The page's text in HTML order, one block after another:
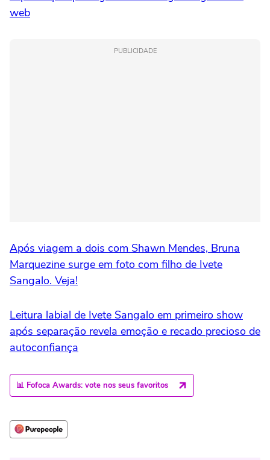
web
PUBLICIDADE
Após viagem a dois com Shawn Mendes, Bruna
Marquezine surge em foto com filho de Ivete
Sangalo. Veja!
Leitura labial de Ivete Sangalo em primeiro show
após separação revela emoção e recado precioso de
autoconfiança
📊 Fofoca Awards: vote nos seus favoritos